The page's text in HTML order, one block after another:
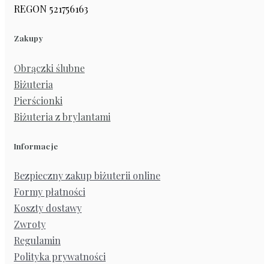
REGON 521756163
Zakupy
Obrączki ślubne
Biżuteria
Pierścionki
Biżuteria z brylantami
Informacje
Bezpieczny zakup biżuterii online
Formy płatności
Koszty dostawy
Zwroty
Regulamin
Polityka prywatności